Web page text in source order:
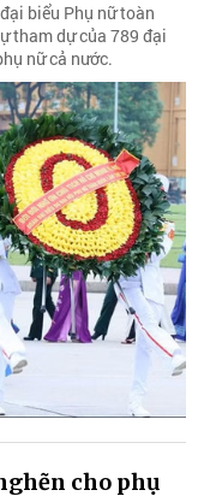
biểu Phụ nữ toàn
tham dự của 789 đại
nữ cả nước.
cho phụ